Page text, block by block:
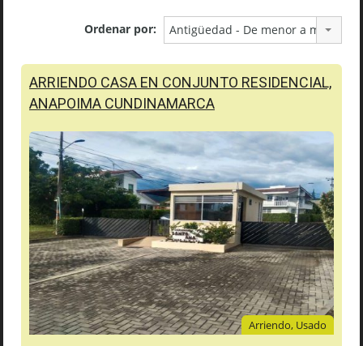
Ordenar por: Antigüedad - De menor a mayor
ARRIENDO CASA EN CONJUNTO RESIDENCIAL,
ANAPOIMA CUNDINAMARCA
Arriendo, Usado